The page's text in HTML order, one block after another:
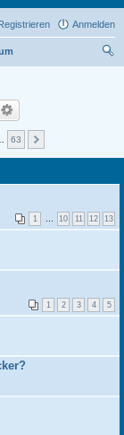
Anmelden
63
1 … 10 11 12 13
1 2 3 4 5